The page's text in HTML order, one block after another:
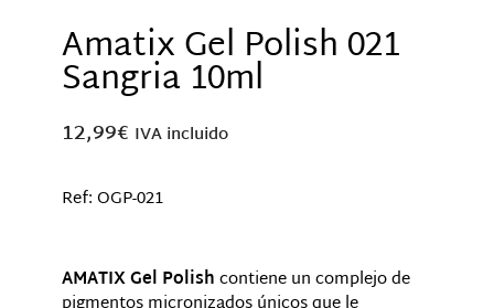
Amatix Gel Polish 021
Sangria 10ml
12,99€ IVA incluido
Ref: OGP-021
AMATIX Gel Polishcontiene un complejo de